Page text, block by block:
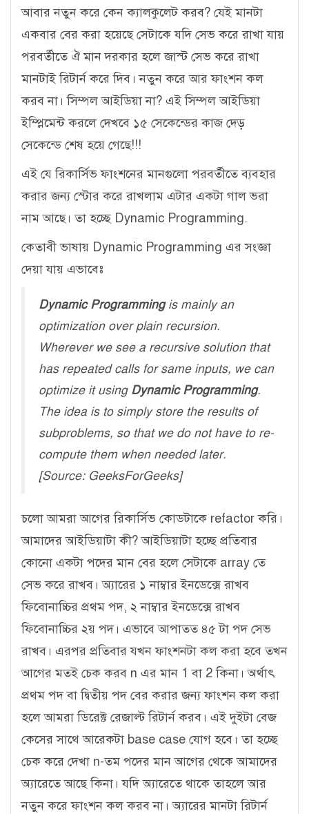
আবার নতুন করে কেন ক্যালকুলেট করব? যেই মানটা
একবার বের করা হয়েছে সেটাকে যদি সেভ করে রাখা যায়
পরবর্তীতে ঐ মান দরকার হলে জাস্ট সেভ করে রাখা
মানটাই রিটার্ন করে দিব। নতুন করে আর ফাংশন কল
করব না। সিম্পল আইডিয়া না? এই সিম্পল আইডিয়া
ইম্প্লিমেন্ট করলে দেখবে ১৫ সেকেন্ডের কাজ দেড়
সেকেন্ডে শেষ হয়ে গেছে!!!
এই যে রিকার্সিভ ফাংশনের মানগুলো পরবর্তীতে ব্যবহার
করার জন্য স্টোর করে রাখলাম এটার একটা গাল ভরা
নাম আছে। তা হচ্ছে Dynamic Programming.
কেতাবী ভাষায় Dynamic Programming এর সংজ্ঞা
দেয়া যায় এভাবেঃ
Dynamic Programmingis mainly an
optimization over plain recursion.
Wherever we see a recursive solution that
has repeated calls for same inputs, we can
optimize it using Dynamic Programming.
The idea is to simply store the results of
subproblems, so that we do not have to re-
compute them when needed later.
[Source: GeeksForGeeks]
চলো আমরা আগের রিকার্সিভ কোডটাকে refactor করি।
আমাদের আইডিয়াটা কী? আইডিয়াটা হচ্ছে প্রতিবার
কোনো একটা পদের মান বের হলে সেটাকে array তে
সেভ করে রাখব। অ্যারের ১ নাম্বার ইনডেক্সে রাখব
ফিবোনাচ্চির প্রথম পদ, ২ নাম্বার ইনডেক্সে রাখব
ফিবোনাচ্চির ২য় পদ। এভাবে আপাতত ৪৫ টা পদ সেভ
রাখব। এরপর প্রতিবার যখন ফাংশনটা কল করা হবে তখন
আগের মতই চেক করব n এর মান 1 বা 2 কিনা। অর্থাৎ
প্রথম পদ বা দ্বিতীয় পদ বের করার জন্য ফাংশন কল করা
হলে আমরা ডিরেক্ট রেজাল্ট রিটার্ন করব। এই দুইটা বেজ
কেসের সাথে আরেকটা base case যোগ হবে। তা হচ্ছে
চেক করে দেখা n-তম পদের মান আগের থেকে আমাদের
অ্যারেতে আছে কিনা। যদি অ্যারেতে থাকে তাহলে আর
নতুন করে ফাংশন কল করব না। অ্যারের মানটা রিটার্ন